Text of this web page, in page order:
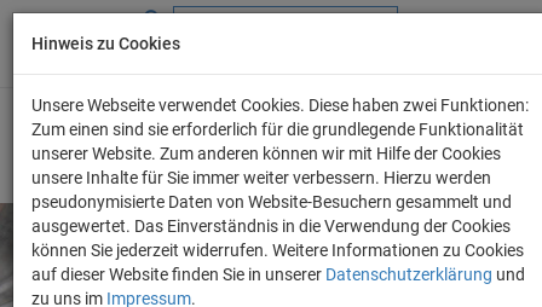
+49 (0) 69 986 4604 - 0
Hinweis zu Cookies
Unsere Webseite verwendet Cookies. Diese haben zwei Funktionen:
Zum einen sind sie erforderlich für die grundlegende Funktionalität
unserer Website. Zum anderen können wir mit Hilfe der Cookies
unsere Inhalte für Sie immer weiter verbessern. Hierzu werden
pseudonymisierte Daten von Website-Besuchern gesammelt und
ausgewertet. Das Einverständnis in die Verwendung der Cookies
können Sie jederzeit widerrufen. Weitere Informationen zu Cookies
auf dieser Website finden Sie in unserer Datenschutzerklärung und
zu uns im Impressum.